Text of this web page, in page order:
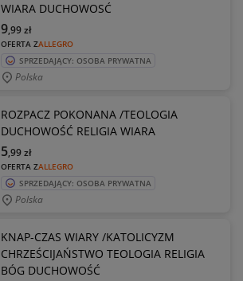
WIARA DUCHOWOSĆ
OFERTA ZALLEGRO
9,99zł
SPRZEDAJĄCY: OSOBA PRYWATNA
Polska
ROZPACZ POKONANA /TEOLOGIA
DUCHOWOŚĆ RELIGIA WIARA
OFERTA ZALLEGRO
5,99zł
SPRZEDAJĄCY: OSOBA PRYWATNA
Polska
KNAP-CZAS WIARY /KATOLICYZM
CHRZEŚCIJAŃSTWO TEOLOGIA RELIGIA
BÓG DUCHOWOŚĆ